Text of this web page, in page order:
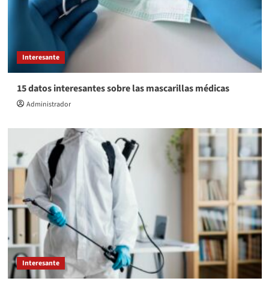
Interesante
15 datos interesantes sobre las mascarillas médicas
Administrador
Interesante